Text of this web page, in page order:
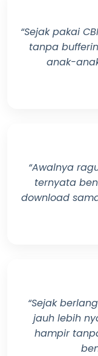
“Sejak pakai
tanpa
anak-
“Awalnya
ternyata
download
“Sejak
jauh lebih
hampir